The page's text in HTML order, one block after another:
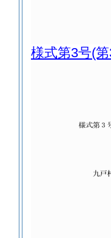
様式第3号(